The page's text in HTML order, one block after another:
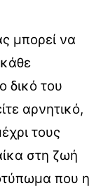
μπορεί να
δικό του
αρνητικό,
τους
στη ζωή
που η